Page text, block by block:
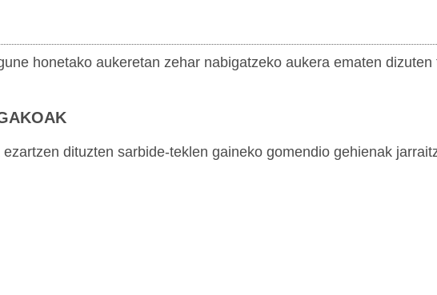
honetako aukeretan zehar nabigatzeko aukera ematen dizuten
dituzten sarbide-teklen gaineko gomendio gehienak